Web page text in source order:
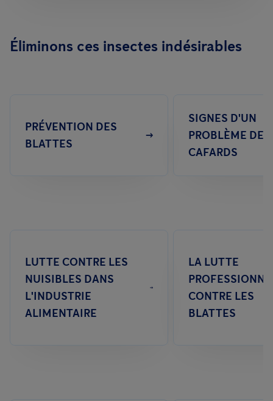
Éliminons ces insectes indésirables
PRÉVENTION DES
BLATTES
SIGNES D'UN
PROBLÈME DE
CAFARDS
LUTTE CONTRE LES
NUISIBLES DANS
L'INDUSTRIE
ALIMENTAIRE
LA LUTTE
CONTRE LES
BLATTES